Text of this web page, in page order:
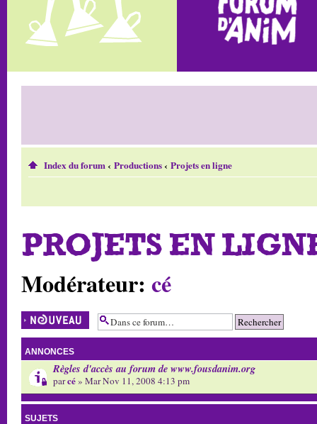
Index du forum‹ Productions‹ Projets en ligne
PROJETS EN
Modérateur: cé
Écrire un nouveau
sujet
ANNONCES
Règles d'accès au forum de www.fousdanim.org
parcé» Mar Nov 11, 2008 4:13 pm
SUJETS